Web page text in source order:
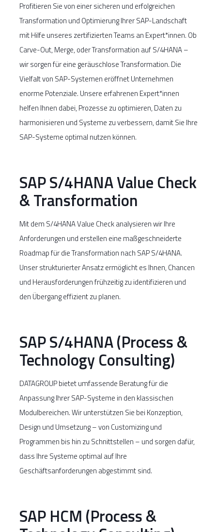
Profitieren Sie von einer sicheren und erfolgreichen
Transformation und Optimierung Ihrer SAP-Landschaft
mit Hilfe unseres zertifizierten Teams an Expert*innen. Ob
Carve-Out, Merge, oder Transformation auf S/4HANA –
wir sorgen für eine geräuschlose Transformation. Die
Vielfalt von SAP-Systemen eröffnet Unternehmen
enorme Potenziale. Unsere erfahrenen Expert*innen
helfen Ihnen dabei, Prozesse zu optimieren, Daten zu
harmonisieren und Systeme zu verbessern, damit Sie Ihre
SAP-Systeme optimal nutzen können.
SAP S/4HANA Value Check
& Transformation
Mit dem S/4HANA Value Check analysieren wir Ihre
Anforderungen und erstellen eine maßgeschneiderte
Roadmap für die Transformation nach SAP S/4HANA.
Unser strukturierter Ansatz ermöglicht es Ihnen, Chancen
und Herausforderungen frühzeitig zu identifizieren und
den Übergang effizient zu planen.
SAP S/4HANA (Process &
Technology Consulting)
DATAGROUP bietet umfassende Beratung für die
Anpassung Ihrer SAP-Systeme in den klassischen
Modulbereichen. Wir unterstützen Sie bei Konzeption,
Design und Umsetzung – von Customizing und
Programmen bis hin zu Schnittstellen – und sorgen dafür,
dass Ihre Systeme optimal auf Ihre
Geschäftsanforderungen abgestimmt sind.
SAP HCM (Process &